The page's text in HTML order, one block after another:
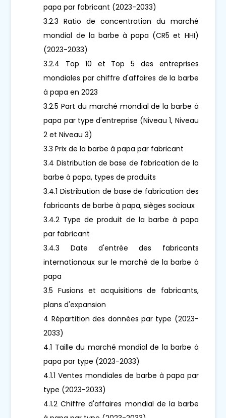
papa par fabricant (2023-2033)
3.2.3 Ratio de concentration du marché
mondial de la barbe à papa (CR5 et HHI)
(2023-2033)
3.2.4 Top 10 et Top 5 des entreprises
mondiales par chiffre d'affaires de la barbe
à papa en 2023
3.2.5 Part du marché mondial de la barbe à
papa par type d'entreprise (Niveau 1, Niveau
2 et Niveau 3)
3.3 Prix de la barbe à papa par fabricant
3.4 Distribution de base de fabrication de la
barbe à papa, types de produits
3.4.1 Distribution de base de fabrication des
fabricants de barbe à papa, sièges sociaux
3.4.2 Type de produit de la barbe à papa
par fabricant
3.4.3 Date d'entrée des fabricants
internationaux sur le marché de la barbe à
papa
3.5 Fusions et acquisitions de fabricants,
plans d'expansion
4 Répartition des données par type (2023-
2033)
4.1 Taille du marché mondial de la barbe à
papa par type (2023-2033)
4.1.1 Ventes mondiales de barbe à papa par
type (2023-2033)
4.1.2 Chiffre d'affaires mondial de la barbe